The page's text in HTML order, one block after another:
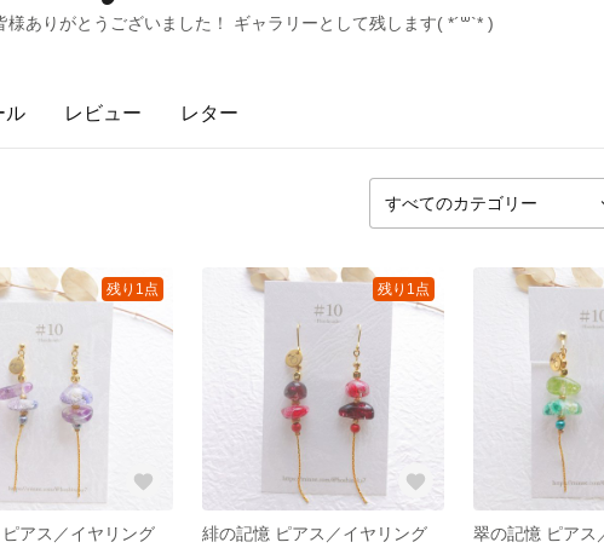
ありがとうございました！ ギャラリーとして残します( *´꒳`* )
ル レビュー レター
残り1点
アス／イヤリング
残り1点
緋の記憶 ピアス／イヤリング 翠の記憶 ピアス